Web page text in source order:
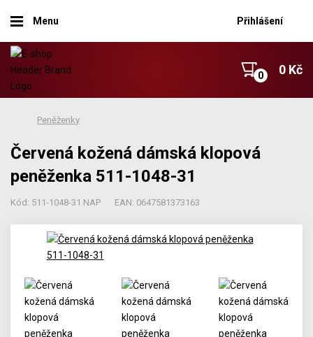
Menu Přihlášení
0 Kč
Peněženky
Červená kožená dámská klopová
peněženka 511-1048-31
Kód: 511-1048-31 NAP EAN: 0647581373163